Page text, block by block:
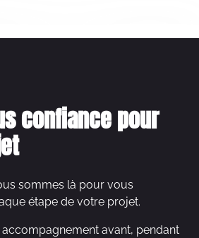
confiance pour
sommes là pour vous
étape de votre projet.
avant, pendant